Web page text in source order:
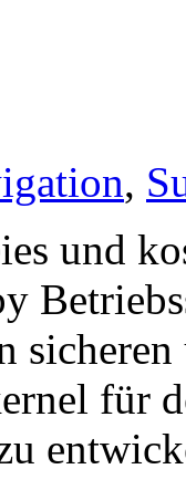
,
und
sicheren
für